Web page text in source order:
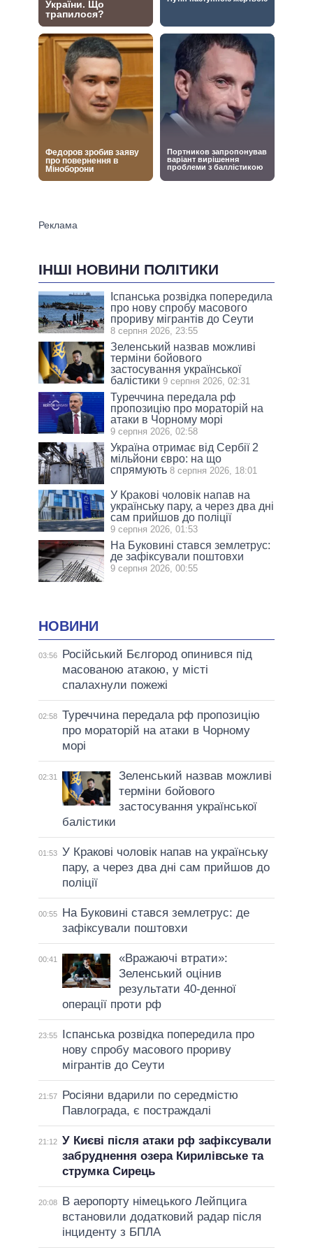
ІНШІ НОВИНИ ПОЛІТИКИ
Іспанська розвідка попередила
про нову спробу масового
прориву мігрантів до Сеути
8 серпня 2026, 23:55
Зеленський назвав можливі
терміни бойового
застосування української
балістики 9 серпня 2026, 02:31
Туреччина передала рф
пропозицію про мораторій на
атаки в Чорному морі
9 серпня 2026, 02:58
Україна отримає від Сербії 2
мільйони євро: на що
спрямують 8 серпня 2026, 18:01
У Кракові чоловік напав на
українську пару, а через два дні
сам прийшов до поліції
9 серпня 2026, 01:53
На Буковині стався землетрус:
де зафіксували поштовхи
9 серпня 2026, 00:55
НОВИНИ
03:56
Російський Бєлгород опинився під
масованою атакою, у місті
спалахнули пожежі
02:58 Туреччина передала рф пропозицію
про мораторій на атаки в Чорному
морі
02:31
Зеленський назвав можливі
терміни бойового
застосування української
балістики
01:53 У Кракові чоловік напав на українську
пару, а через два дні сам прийшов до
поліції
00:55
На Буковині стався землетрус: де
зафіксували поштовхи
00:41
«Вражаючі втрати»:
Зеленський оцінив
результати 40-денної
операції проти рф
23:55
Іспанська розвідка попередила про
нову спробу масового прориву
мігрантів до Сеути
21:57
Росіяни вдарили по середмістю
Павлограда, є постраждалі
21:12 У Києві після атаки рф зафіксували
забруднення озера Кирилівське та
струмка Сирець
20:08
В аеропорту німецького Лейпцига
встановили додатковий радар після
інциденту з БПЛА